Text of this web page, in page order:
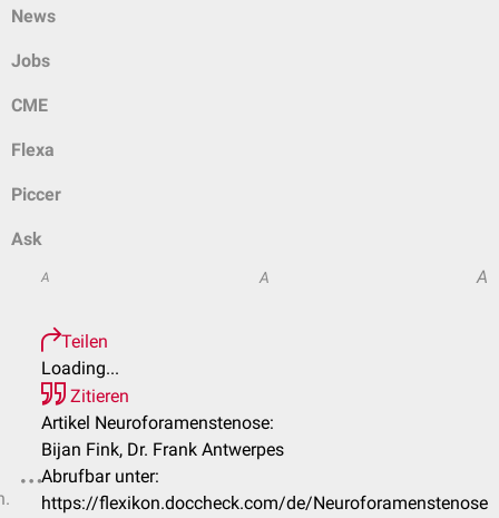
News
Jobs
CME
Flexa
Piccer
Ask
A A A
Teilen
Loading...
Zitieren
Artikel Neuroforamenstenose:
Bijan Fink, Dr. Frank Antwerpes
Abrufbar unter:
https://flexikon.doccheck.com/de/Neuroforamenstenose